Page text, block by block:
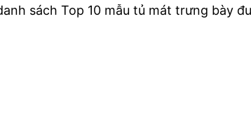
sách Top 10 mẫu tủ mát trưng bày